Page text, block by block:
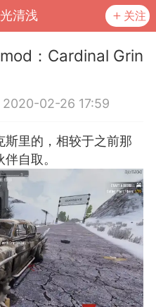
清浅 关注
排行榜
联机招募
：Cardinal Grin
2020-02-26 17:59
里的，相较于之前那
自取。